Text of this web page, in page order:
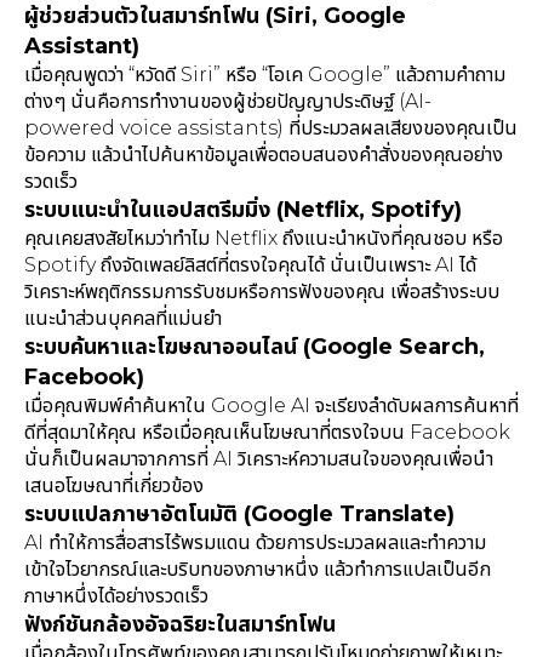
ผู้ช่วยส่วนตัวในสมาร์ทโฟน (Siri, Google
Assistant)
เมื่อคุณพูดว่า “หวัดดี Siri” หรือ “โอเค Google” แล้วถามคำถาม
ต่างๆ นั่นคือการทำงานของผู้ช่วยปัญญาประดิษฐ์ (AI-
powered voice assistants) ที่ประมวลผลเสียงของคุณเป็น
ข้อความ แล้วนำไปค้นหาข้อมูลเพื่อตอบสนองคำสั่งของคุณอย่าง
รวดเร็ว
ระบบแนะนำในแอปสตรีมมิ่ง (Netflix, Spotify)
คุณเคยสงสัยไหมว่าทำไม Netflix ถึงแนะนำหนังที่คุณชอบ หรือ
Spotify ถึงจัดเพลย์ลิสต์ที่ตรงใจคุณได้ นั่นเป็นเพราะ AI ได้
วิเคราะห์พฤติกรรมการรับชมหรือการฟังของคุณ เพื่อสร้างระบบ
แนะนำส่วนบุคคลที่แม่นยำ
ระบบค้นหาและโฆษณาออนไลน์ (Google Search,
Facebook)
เมื่อคุณพิมพ์คำค้นหาใน Google AI จะเรียงลำดับผลการค้นหาที่
ดีที่สุดมาให้คุณ หรือเมื่อคุณเห็นโฆษณาที่ตรงใจบน Facebook
นั่นก็เป็นผลมาจากการที่ AI วิเคราะห์ความสนใจของคุณเพื่อนำ
เสนอโฆษณาที่เกี่ยวข้อง
ระบบแปลภาษาอัตโนมัติ (Google Translate)
AI ทำให้การสื่อสารไร้พรมแดน ด้วยการประมวลผลและทำความ
เข้าใจไวยากรณ์และบริบทของภาษาหนึ่ง แล้วทำการแปลเป็นอีก
ภาษาหนึ่งได้อย่างรวดเร็ว
ฟังก์ชันกล้องอัจฉริยะในสมาร์ทโฟน
เมื่อกล้องในโทรศัพท์ของคุณสามารถปรับโหมดถ่ายภาพให้เหมาะ